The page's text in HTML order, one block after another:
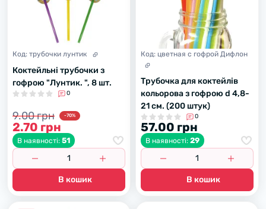
Код: трубочки лунтик
Коктейльні трубочки з
гофрою "Лyнтик. ", 8 шт.
0
9.00 грн -70%
2.70 грн
В наявності: 51
В кошик
Код: цветная с гофрой Дифлон
Трубочка для коктейлів
кольорова з гофрою d 4,8-
21 см. (200 штук)
0
57.00 грн
В наявності: 29
В кошик